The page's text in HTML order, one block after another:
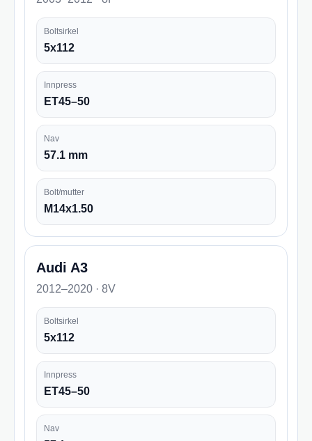
Boltsirkel
5x112
Innpress
ET45–50
Nav
57.1 mm
Bolt/mutter
M14x1.50
Audi A3
2012–2020 · 8V
Boltsirkel
5x112
Innpress
ET45–50
Nav